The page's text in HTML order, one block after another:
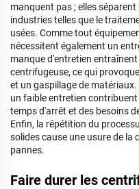
manquent pas ; elles
industries telles que le
usées. Comme tout
nécessitent également un
manque d'entretien
centrifugeuse, ce qui
et un gaspillage de
un faible entretien
temps d'arrêt et des besoins
Enfin, la répétition du
solides cause une usure de la
pannes.
Faire durer les